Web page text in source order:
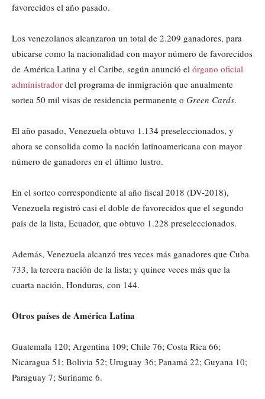
favorecidos el año pasado.
Los venezolanos alcanzaron un total de 2.209 ganadores, para
ubicarse como la nacionalidad con mayor número de favorecidos
de América Latina y el Caribe, según anunció el órgano oficial
administrador del programa de inmigración que anualmente
sortea 50 mil visas de residencia permanente o Green Cards.
El año pasado, Venezuela obtuvo 1.134 preseleccionados, y
ahora se consolida como la nación latinoamericana con mayor
número de ganadores en el último lustro.
En el sorteo correspondiente al año fiscal 2018 (DV-2018),
Venezuela registró casi el doble de favorecidos que el segundo
país de la lista, Ecuador, que obtuvo 1.228 preseleccionados.
Además, Venezuela alcanzó tres veces más ganadores que Cuba
733, la tercera nación de la lista; y quince veces más que la
cuarta nación, Honduras, con 144.
Otros países de América Latina
Guatemala 120; Argentina 109; Chile 76; Costa Rica 66;
Nicaragua 51; Bolivia 52; Uruguay 36; Panamá 22; Guyana 10;
Paraguay 7; Suriname 6.